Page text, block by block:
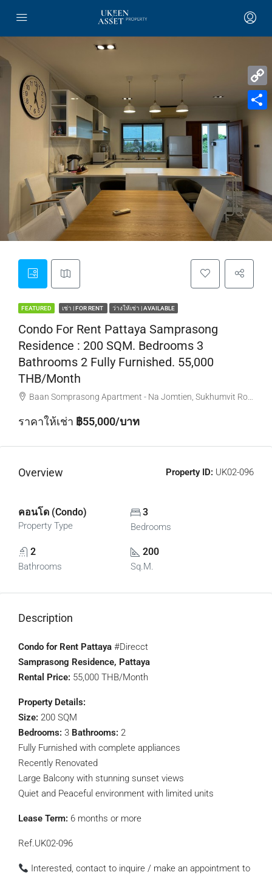
FEATURED เช่า | FOR RENT ว่างให้เช่า | AVAILABLE
Condo For Rent Pattaya Samprasong
Residence : 200 SQM. Bedrooms 3
Bathrooms 2 Fully Furnished. 55,000
THB/Month
Baan Somprasong Apartment - Na Jomtien, Sukhumvit Road, Na Chom Thian, Sattahip District, Chon Buri, Thailand
ราคาให้เช่า ฿55,000/บาท
Overview Property ID: UK02-096
คอนโด (Condo)
Property Type
3
Bedrooms
2
Bathrooms
200
Sq.M.
Description
Condo for Rent Pattaya #Direcct
Samprasong Residence, Pattaya
Rental Price: 55,000 THB/Month
Property Details:
Size: 200 SQM
Bedrooms: 3 Bathrooms: 2
Fully Furnished with complete appliances
Recently Renovated
Large Balcony with stunning sunset views
Quiet and Peaceful environment with limited units
Lease Term: 6 months or more
Ref.UK02-096
Interested, contact to inquire / make an appointment to
Copy